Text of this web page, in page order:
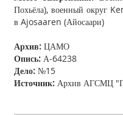
Похьёла), военный округ
в Ajosaaren (Айосаари)
Архив: ЦАМО
Опись: А-64238
Дело: №15
Источник: Архив АГСМЦ